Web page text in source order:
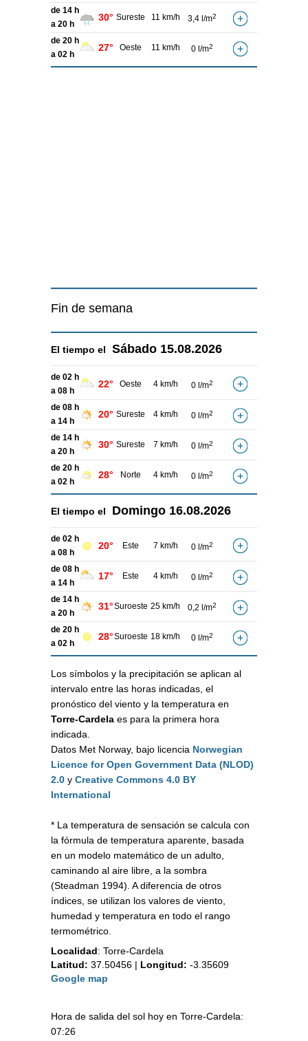
de 14 h
a 20 h
30° Sureste 11 km/h 3,4 l/m2
de 20 h
a 02 h
27° Oeste 11 km/h 0 l/m2
Fin de semana
El tiempo el Sábado 15.08.2026
de 02 h
a 08 h
22° Oeste 4 km/h 0 l/m2
de 08 h
a 14 h
20° Sureste 4 km/h 0 l/m2
de 14 h
a 20 h
30° Sureste 7 km/h 0 l/m2
de 20 h
a 02 h
28° Norte 4 km/h 0 l/m2
El tiempo el Domingo 16.08.2026
de 02 h
a 08 h
20° Este 7 km/h 0 l/m2
de 08 h
a 14 h
17° Este 4 km/h 0 l/m2
de 14 h
a 20 h
31°Suroeste 25 km/h 0,2 l/m2
de 20 h
a 02 h
28°Suroeste 18 km/h 0 l/m2
Los símbolos y la precipitación se aplican al
intervalo entre las horas indicadas, el
pronóstico del viento y la temperatura en
Torre-Cardela es para la primera hora
indicada.
Datos Met Norway, bajo licencia Norwegian
Licence for Open Government Data (NLOD)
2.0 y Creative Commons 4.0 BY
International
* La temperatura de sensación se calcula con
la fórmula de temperatura aparente, basada
en un modelo matemático de un adulto,
caminando al aire libre, a la sombra
(Steadman 1994). A diferencia de otros
índices, se utilizan los valores de viento,
humedad y temperatura en todo el rango
termométrico.
Localidad: Torre-Cardela
Latitud: 37.50456 | Longitud: -3.35609
Google map
Hora de salida del sol hoy en Torre-Cardela:
07:26